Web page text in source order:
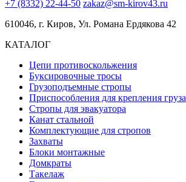
+7 (8332) 22-44-50 zakaz@sm-kirov43.ru
610046, г. Киров, Ул. Романа Ердякова 42
КАТАЛОГ
Цепи противоскольжения
Буксировочные тросы
Грузоподъемные стропы
Приспособления для крепления груза
Стропы для эвакуатора
Канат стальной
Комплектующие для стропов
Захваты
Блоки монтажные
Домкраты
Такелаж